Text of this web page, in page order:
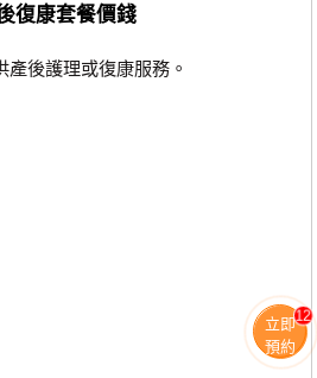
復康套餐價錢
後護理或復康服務。
立即
預約
12